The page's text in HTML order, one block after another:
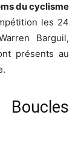
du cyclisme
les 24
Barguil,
présents au